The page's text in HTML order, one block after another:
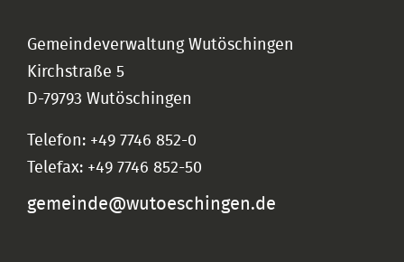
Gemeindeverwaltung Wutöschingen
Kirchstraße 5
D-79793 Wutöschingen
Telefon: +49 7746 852-0
Telefax: +49 7746 852-50
gemeinde@wutoeschingen.de